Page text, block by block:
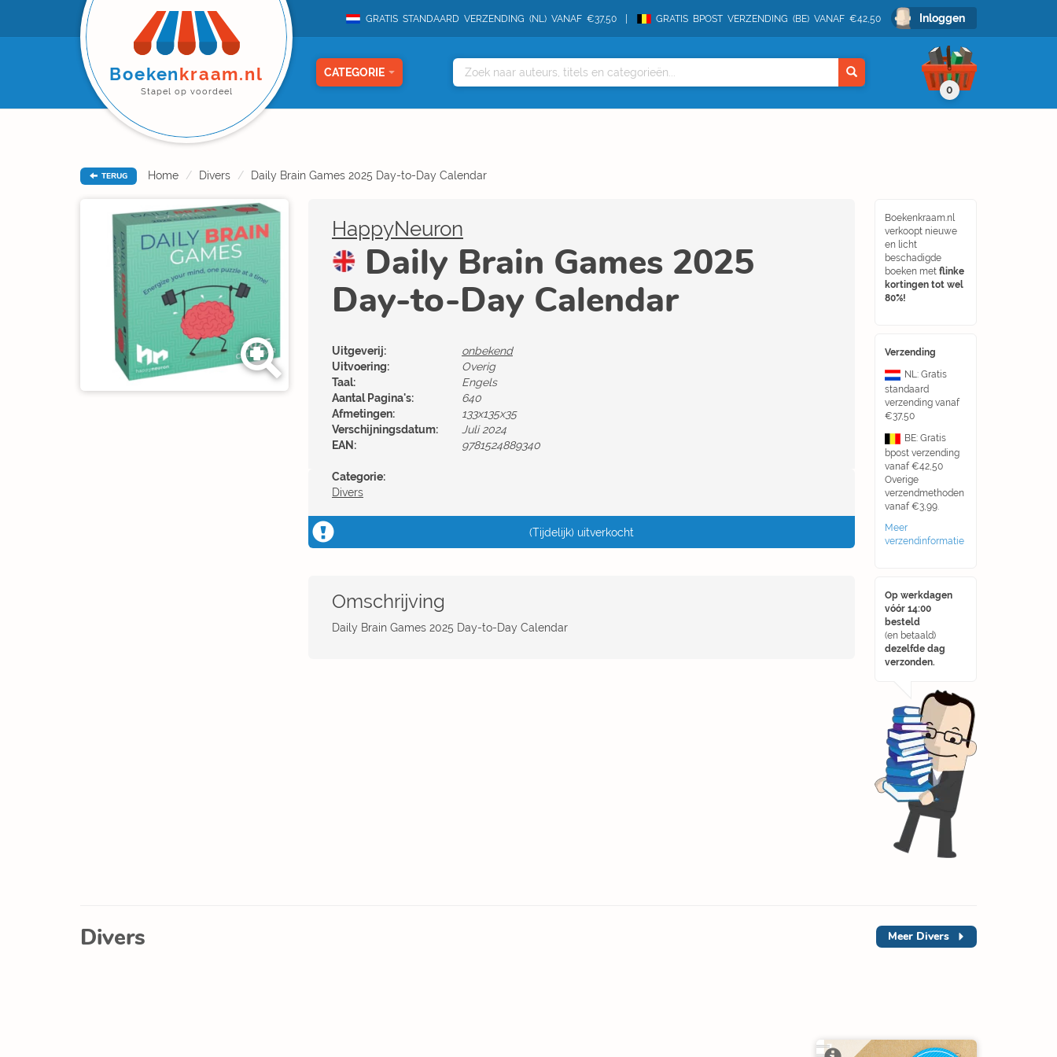
GRATIS STANDAARD VERZENDING (NL) VANAF €37,50 GRATIS BPOST VERZENDING (BE) VANAF €42,50 Inloggen
Boekenkraam.nl
Stapel op voordeel
CATEGORIE
0
TERUG Home Divers Daily Brain Games 2025 Day-to-Day Calendar
Boekenkraam.nl
verkoopt nieuwe
en licht
beschadigde
boeken met flinke
kortingen tot wel
80%!
Verzending
NL: Gratis
standaard
verzending vanaf
€37,50
BE: Gratis
bpost verzending
vanaf €42,50
Overige
verzendmethoden
vanaf €3,99.
Meer
verzendinformatie
Op werkdagen
vóór 14:00
besteld
(en betaald)
dezelfde dag
verzonden.
HappyNeuron
Daily Brain Games 2025
Day-to-Day Calendar
Uitgeverij:
onbekend
Uitvoering:
Overig
Taal:
Engels
Aantal Pagina's:
640
Afmetingen:
133x135x35
Verschijningsdatum:
Juli 2024
EAN:
9781524889340
Categorie:
Divers
(Tijdelijk) uitverkocht
Omschrijving
Daily Brain Games 2025 Day-to-Day Calendar
Divers Meer Divers